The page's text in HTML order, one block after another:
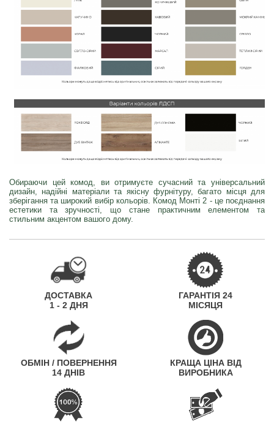
Обираючи цей комод, ви отримуєте сучасний та універсальний
дизайн, надійні матеріали та якісну фурнітуру, багато місця для
зберігання та широкий вибір кольорів. Комод Монті 2 - це поєднання
естетики та зручності, що стане практичним елементом та
стильним акцентом вашого дому.
ДОСТАВКА
1 - 2 ДНЯ
ГАРАНТІЯ 24
МІСЯЦЯ
ОБМІН / ПОВЕРНЕННЯ
14 ДНІВ
КРАЩА ЦІНА ВІД
ВИРОБНИКА